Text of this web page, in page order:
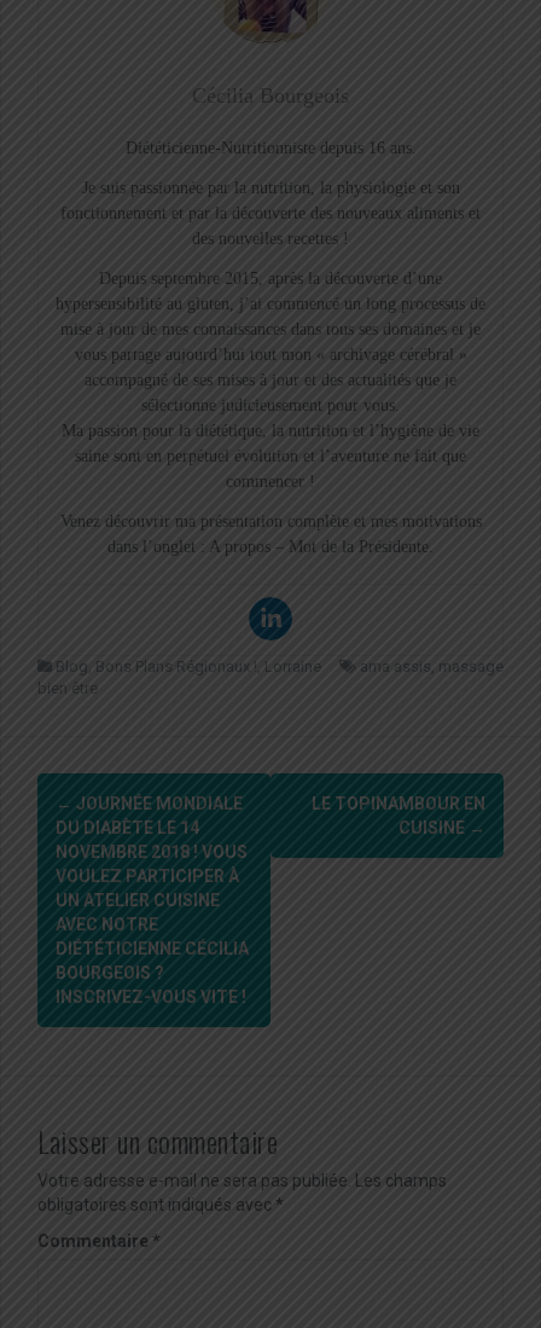
Cécilia Bourgeois
Diététicienne-Nutritionniste depuis 16 ans.
Je suis passionnée par la nutrition, la physiologie et son
fonctionnement et par la découverte des nouveaux aliments et
des nouvelles recettes !
Depuis septembre 2015, après la découverte d’une
hypersensibilité au gluten, j’ai commencé un long processus de
mise à jour de mes connaissances dans tous ses domaines et je
vous partage aujourd’hui tout mon « archivage cérébral »
accompagné de ses mises à jour et des actualités que je
sélectionne judicieusement pour vous.
Ma passion pour la diététique, la nutrition et l’hygiène de vie
saine sont en perpétuel évolution et l’aventure ne fait que
commencer !
Venez découvrir ma présentation complète et mes motivations
dans l’onglet : A propos – Mot de la Présidente.
Blog Bons Plans Régionaux ! Lorraine ama assis, massage
bien être
Navigation
d'article
← JOURNÉE MONDIALE
DU DIABÈTE LE 14
NOVEMBRE 2018 ! VOUS
VOULEZ PARTICIPER À
UN ATELIER CUISINE
AVEC NOTRE
DIÉTÉTICIENNE CÉCILIA
BOURGEOIS ?
INSCRIVEZ-VOUS VITE !
LE TOPINAMBOUR EN
CUISINE →
Laisser un commentaire
Votre adresse e-mail ne sera pas publiée.
Les champs
obligatoires sont indiqués avec *
Commentaire *